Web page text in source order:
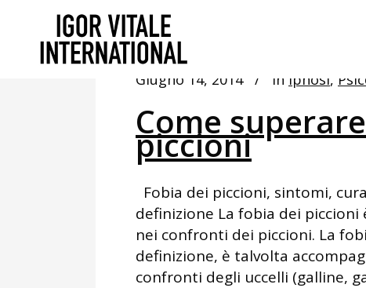
Giugno 14, 2014 In Ipnosi,
Come
piccioni
Fobia dei piccioni, sintomi,
definizione La fobia dei
nei confronti dei piccioni. La
definizione, è talvolta
confronti degli uccelli (galline,